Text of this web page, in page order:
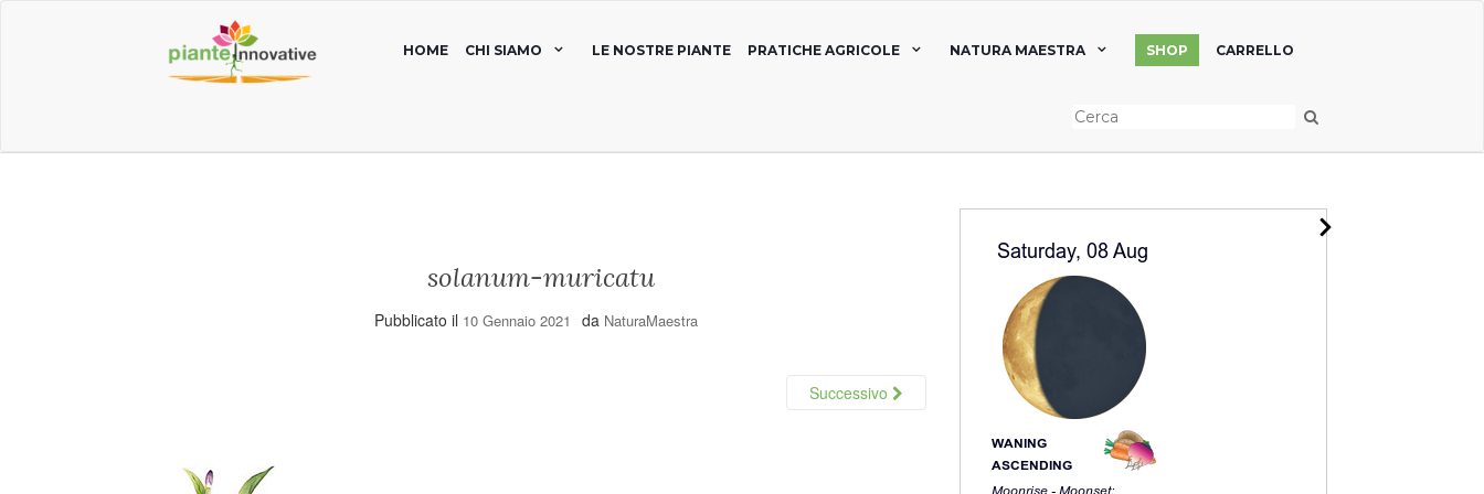
HOME CHI SIAMO LE NOSTRE PIANTE PRATICHE AGRICOLE NATURA MAESTRA SHOP CARRELLO
solanum-muricatu
Pubblicato il 10 Gennaio 2021 da NaturaMaestra
Successivo